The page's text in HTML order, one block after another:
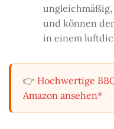
und können
in einem
👉 Hochwertige
Amazon ansehen*